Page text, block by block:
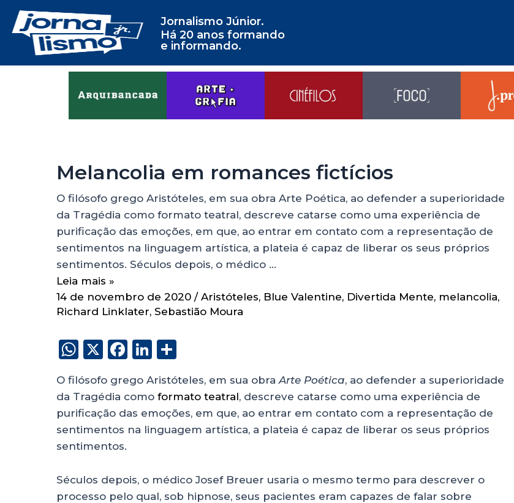
Jornalismo Júnior.
Há 20 anos formando
e informando.
Melancolia em romances fictícios
O filósofo grego Aristóteles, em sua obra Arte Poética, ao defender a superioridade
da Tragédia como formato teatral, descreve catarse como uma experiência de
purificação das emoções, em que, ao entrar em contato com a representação de
sentimentos na linguagem artística, a plateia é capaz de liberar os seus próprios
sentimentos. Séculos depois, o médico …
Leia mais »
14 de novembro de 2020 / Aristóteles, Blue Valentine, Divertida Mente, melancolia,
Richard Linklater, Sebastião Moura
W
a
ts
A
p
X
F
c
e
b
k
Li
k
e
dI
a
re
O filósofo grego Aristóteles, em sua obraArte Poética, ao defender a superioridade
da Tragédia como formato teatral, descreve catarse como uma experiência de
purificação das emoções, em que, ao entrar em contato com a representação de
sentimentos na linguagem artística, a plateia é capaz de liberar os seus próprios
sentimentos.
Séculos depois, o médico Josef Breuer usaria o mesmo termo para descrever o
processo pelo qual, sob hipnose, seus pacientes eram capazes de falar sobre